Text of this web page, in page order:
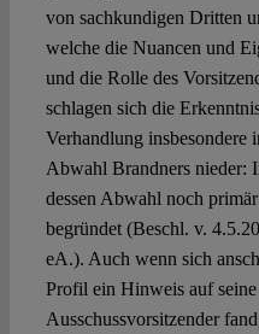
von sachkundigen Dritten
welche die Nuancen und
und die Rolle des
schlagen sich die
Verhandlung insbesondere
Abwahl Brandners nieder:
dessen Abwahl noch
begründet (Beschl. v.
eA.). Auch wenn sich
Profil ein Hinweis auf
Ausschussvorsitzender